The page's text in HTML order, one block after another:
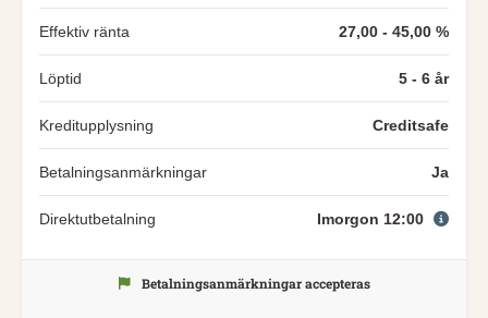
Effektiv ränta 27,00 - 45,00 %
Löptid 5 - 6 år
Kreditupplysning Creditsafe
Betalningsanmärkningar Ja
Direktutbetalning Imorgon 12:00
Betalningsanmärkningar accepteras